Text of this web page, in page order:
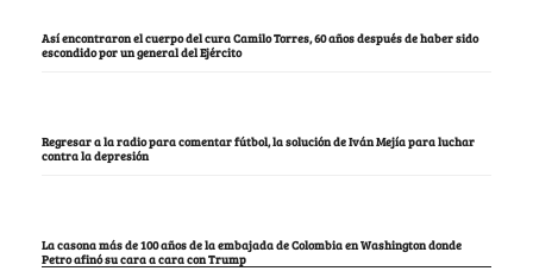
Así encontraron el cuerpo del cura Camilo Torres, 60 años después de haber sido
escondido por un general del Ejército
Regresar a la radio para comentar fútbol, la solución de Iván Mejía para luchar
contra la depresión
La casona más de 100 años de la embajada de Colombia en Washington donde
Petro afinó su cara a cara con Trump